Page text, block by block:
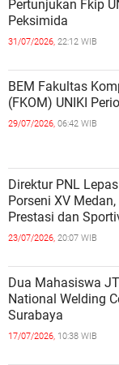
Pertunjukan Fkip
Peksimida
31/07/2026, 22:12 WIB
BEM Fakultas
(FKOM)
29/07/2026, 06:42 WIB
Direktur PNL
Porseni XV
Prestasi dan
23/07/2026, 20:07 WIB
Dua Mahasiswa
National Welding
Surabaya
17/07/2026, 10:38 WIB